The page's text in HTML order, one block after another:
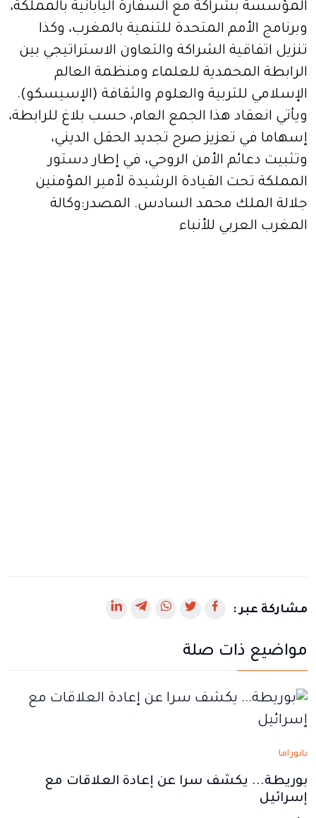
المؤسسة بشراكة مع السفارة اليابانية بالمملكة،
وبرنامج الأمم المتحدة للتنمية بالمغرب، وكذا
تنزيل اتفاقية الشراكة والتعاون الاستراتيجي بين
الرابطة المحمدية للعلماء ومنظمة العالم
الإسلامي للتربية والعلوم والثقافة (الإسيسكو).
ويأتي انعقاد هذا الجمع العام، حسب بلاغ للرابطة،
إسهاما في تعزيز صرح تجديد الحقل الديني،
وتثبيت دعائم الأمن الروحي، في إطار دستور
المملكة تحت القيادة الرشيدة لأمير المؤمنين
جلالة الملك محمد السادس. المصدر:وكالة
المغرب العربي للأنباء
مشاركة عبر :
رابط
في
رابط
في
جديدة
رابط
جديدة
رابط
جديدة
رابط
مواضيع ذات صلة
بانوراما
بوريطة... يكشف سرا عن إعادة العلاقات مع
إسرائيل